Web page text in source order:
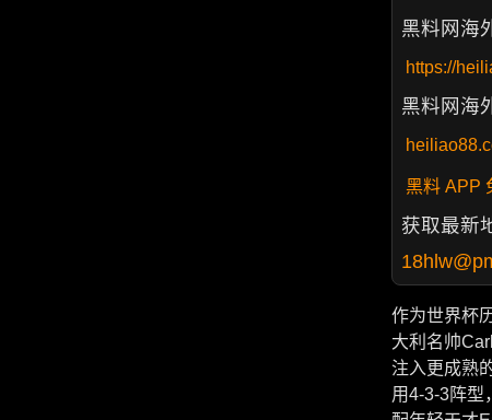
黑料网海
https://
黑料网海
黑料 APP
获取最新
作为世界杯
大利名帅
注入更成熟
用4-3-3阵型